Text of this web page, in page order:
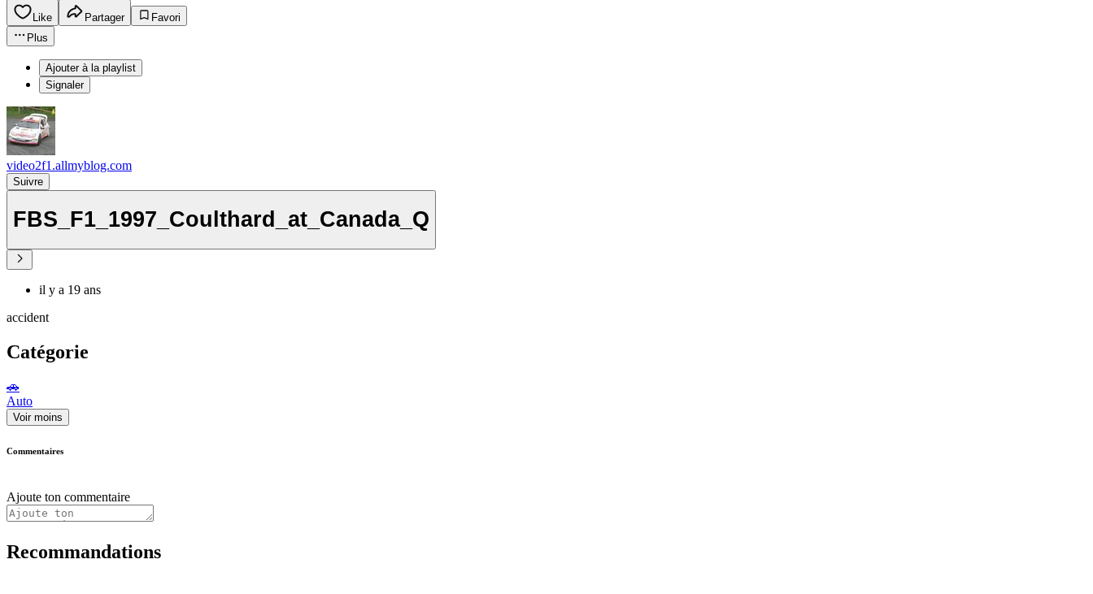
Like Partager
Favori
Plus
Ajouter à la playlist
Signaler
video2f1.allmyblog.com
Suivre
FBS_F1_1997_Coulthard_at_Canada_Q
il y a 19 ans
accident
Catégorie
🚗
Auto
Voir moins
Commentaires
Ajoute ton commentaire
Recommandations